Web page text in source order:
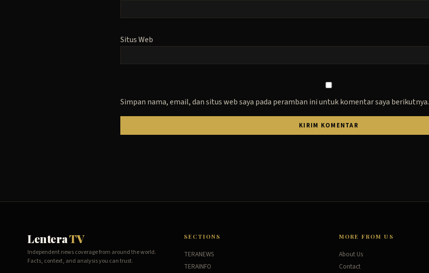
Situs Web
Simpan nama, email, dan situs web saya pada peramban ini untuk komentar saya berikutnya.
LenteraTV
Independent news coverage from around the world.
Facts, context, and analysis you can trust.
SECTIONS
TERANEWS
TERAINFO
MORE FROM US
About Us
Contact